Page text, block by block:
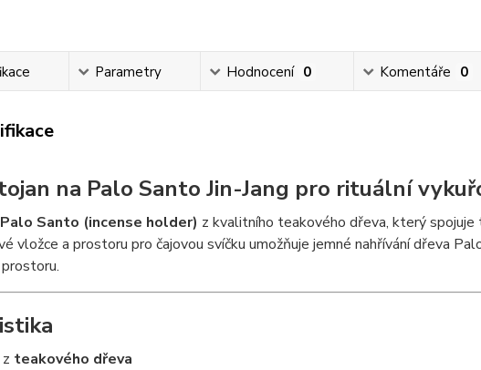
Parametry Hodnocení 0 Komentáře 0
na Palo Santo Jin-Jang pro rituální
Santo (incense holder) z kvalitního teakového dřeva, který spojuje
vložce a prostoru pro čajovou svíčku umožňuje jemné nahřívání dřeva
teakového dřeva